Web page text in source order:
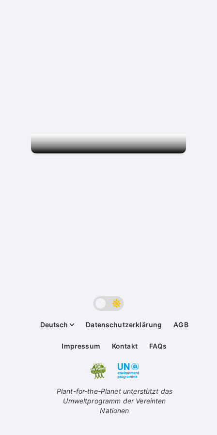
Deutsch Datenschutzerklärung AGB
Impressum Kontakt FAQs
Plant-for-the-Planet unterstützt das
Umweltprogramm der Vereinten
Nationen